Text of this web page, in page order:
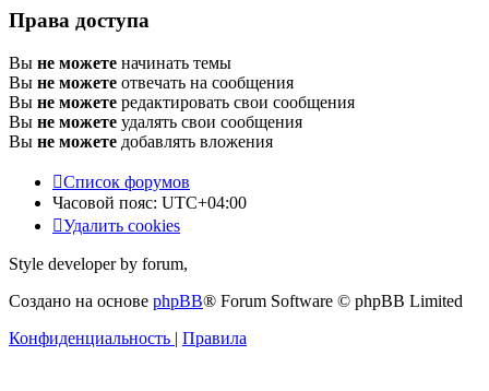
Права доступа
Вы не можете начинать темы
Вы не можете отвечать на сообщения
Вы не можете редактировать свои сообщения
Вы не можете удалять свои сообщения
Вы не можете добавлять вложения
Список форумов
Часовой пояс: UTC+04:00
Удалить cookies
Style developer by forum,
Создано на основе phpBB® Forum Software © phpBB Limited
Конфиденциальность | Правила